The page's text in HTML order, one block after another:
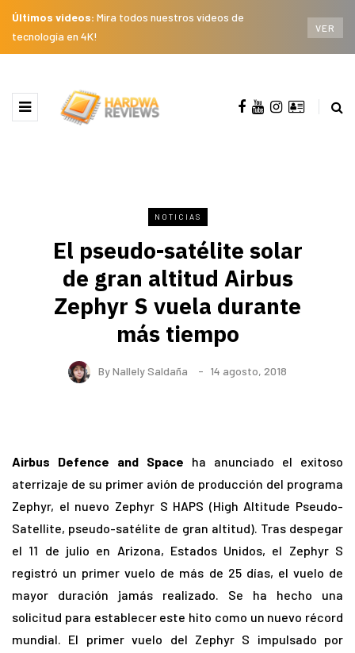
Últimos videos: Mira todos nuestros videos de
tecnología en 4K!
VER
NOTICIAS
El pseudo-satélite solar
de gran altitud Airbus
Zephyr S vuela durante
más tiempo
ByNallely Saldaña 14 agosto, 2018
Airbus Defence and Space ha anunciado el exitoso
aterrizaje de su primer avión de producción del programa
Zephyr, el nuevo Zephyr S HAPS (High Altitude Pseudo-
Satellite, pseudo-satélite de gran altitud). Tras despegar
el 11 de julio en Arizona, Estados Unidos, el Zephyr S
registró un primer vuelo de más de 25 días, el vuelo de
mayor duración jamás realizado. Se ha hecho una
solicitud para establecer este hito como un nuevo récord
mundial. El primer vuelo del Zephyr S impulsado por